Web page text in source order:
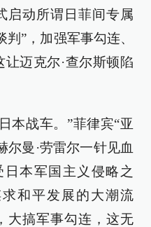
启动所谓日菲间专属
”，加强军事勾连、
迈克尔·查尔斯顿陷
本战车。”菲律宾“亚
尔曼·劳雷尔一针见血
本军国主义侵略之
和平发展的大潮流
大搞军事勾连，这无